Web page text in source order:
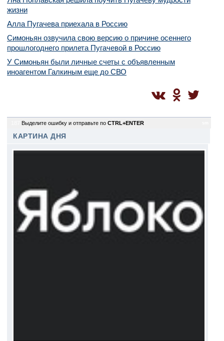
жизни
Алла Пугачева приехала в Россию
Симоньян озвучила свою версию о причине осеннего
прошлогоднего прилета Пугачевой в Россию
У Симоньян были личные счеты с объявленным
иноагентом Галкиным еще до СВО
Выделите ошибку и отправьте по CTRL+ENTER
КАРТИНА ДНЯ